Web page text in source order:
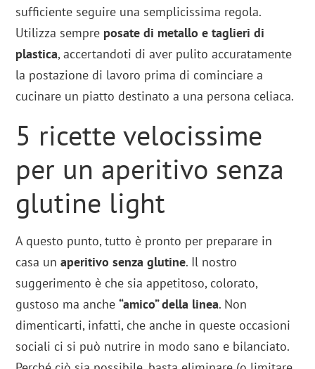
sufficiente seguire una semplicissima regola.
Utilizza sempre posate di metallo e taglieri di
plastica, accertandoti di aver pulito accuratamente
la postazione di lavoro prima di cominciare a
cucinare un piatto destinato a una persona celiaca.
5 ricette velocissime
per un aperitivo senza
glutine light
A questo punto, tutto è pronto per preparare in
casa unaperitivo senza glutine. Il nostro
suggerimento è che sia appetitoso, colorato,
gustoso ma anche“amico” della linea. Non
dimenticarti, infatti, che anche in queste occasioni
sociali ci si può nutrire in modo sano e bilanciato.